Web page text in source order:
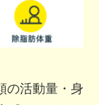
の活動量・身